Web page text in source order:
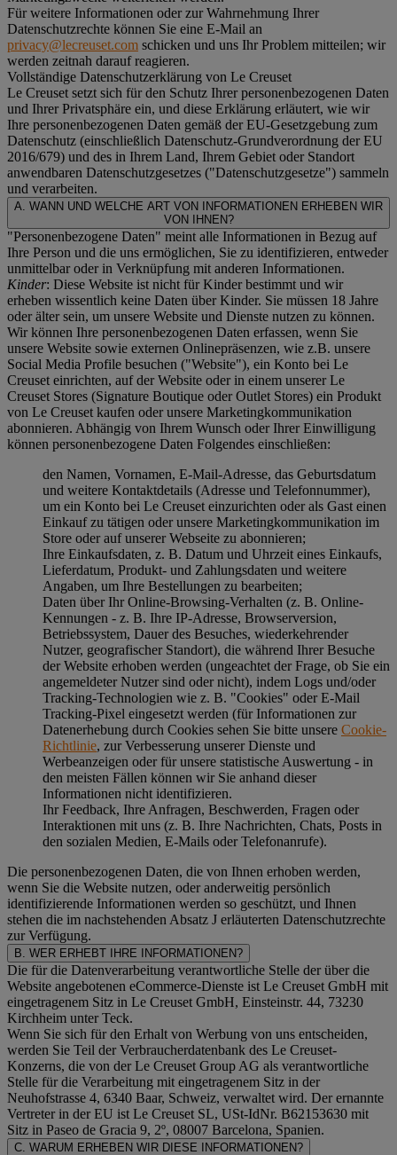
Für weitere Informationen oder zur Wahrnehmung Ihrer
Datenschutzrechte können Sie eine E-Mail an
privacy@lecreuset.com schicken und uns Ihr Problem mitteilen; wir
werden zeitnah darauf reagieren.
Vollständige Datenschutzerklärung von Le Creuset
Le Creuset setzt sich für den Schutz Ihrer personenbezogenen Daten
und Ihrer Privatsphäre ein, und diese Erklärung erläutert, wie wir
Ihre personenbezogenen Daten gemäß der EU-Gesetzgebung zum
Datenschutz (einschließlich Datenschutz-Grundverordnung der EU
2016/679) und des in Ihrem Land, Ihrem Gebiet oder Standort
anwendbaren Datenschutzgesetzes ("Datenschutzgesetze") sammeln
und verarbeiten.
A. WANN UND WELCHE ART VON INFORMATIONEN ERHEBEN WIR
VON IHNEN?
"Personenbezogene Daten" meint alle Informationen in Bezug auf
Ihre Person und die uns ermöglichen, Sie zu identifizieren, entweder
unmittelbar oder in Verknüpfung mit anderen Informationen.
Kinder: Diese Website ist nicht für Kinder bestimmt und wir
erheben wissentlich keine Daten über Kinder. Sie müssen 18 Jahre
oder älter sein, um unsere Website und Dienste nutzen zu können.
Wir können Ihre personenbezogenen Daten erfassen, wenn Sie
unsere Website sowie externen Onlinepräsenzen, wie z.B. unsere
Social Media Profile besuchen ("Website"), ein Konto bei Le
Creuset einrichten, auf der Website oder in einem unserer Le
Creuset Stores (Signature Boutique oder Outlet Stores) ein Produkt
von Le Creuset kaufen oder unsere Marketingkommunikation
abonnieren. Abhängig von Ihrem Wunsch oder Ihrer Einwilligung
können personenbezogene Daten Folgendes einschließen:
den Namen, Vornamen, E-Mail-Adresse, das Geburtsdatum
und weitere Kontaktdetails (Adresse und Telefonnummer),
um ein Konto bei Le Creuset einzurichten oder als Gast einen
Einkauf zu tätigen oder unsere Marketingkommunikation im
Store oder auf unserer Webseite zu abonnieren;
Ihre Einkaufsdaten, z. B. Datum und Uhrzeit eines Einkaufs,
Lieferdatum, Produkt- und Zahlungsdaten und weitere
Angaben, um Ihre Bestellungen zu bearbeiten;
Daten über Ihr Online-Browsing-Verhalten (z. B. Online-
Kennungen - z. B. Ihre IP-Adresse, Browserversion,
Betriebssystem, Dauer des Besuches, wiederkehrender
Nutzer, geografischer Standort), die während Ihrer Besuche
der Website erhoben werden (ungeachtet der Frage, ob Sie ein
angemeldeter Nutzer sind oder nicht), indem Logs und/oder
Tracking-Technologien wie z. B. "Cookies" oder E-Mail
Tracking-Pixel eingesetzt werden (für Informationen zur
Datenerhebung durch Cookies sehen Sie bitte unsere Cookie-
Richtlinie, zur Verbesserung unserer Dienste und
Werbeanzeigen oder für unsere statistische Auswertung - in
den meisten Fällen können wir Sie anhand dieser
Informationen nicht identifizieren.
Ihr Feedback, Ihre Anfragen, Beschwerden, Fragen oder
Interaktionen mit uns (z. B. Ihre Nachrichten, Chats, Posts in
den sozialen Medien, E-Mails oder Telefonanrufe).
Die personenbezogenen Daten, die von Ihnen erhoben werden,
wenn Sie die Website nutzen, oder anderweitig persönlich
identifizierende Informationen werden so geschützt, und Ihnen
stehen die im nachstehenden Absatz J erläuterten Datenschutzrechte
zur Verfügung.
B. WER ERHEBT IHRE INFORMATIONEN?
Die für die Datenverarbeitung verantwortliche Stelle der über die
Website angebotenen eCommerce-Dienste ist Le Creuset GmbH mit
eingetragenem Sitz in Le Creuset GmbH, Einsteinstr. 44, 73230
Kirchheim unter Teck.
Wenn Sie sich für den Erhalt von Werbung von uns entscheiden,
werden Sie Teil der Verbraucherdatenbank des Le Creuset-
Konzerns, die von der Le Creuset Group AG als verantwortliche
Stelle für die Verarbeitung mit eingetragenem Sitz in der
Neuhofstrasse 4, 6340 Baar, Schweiz, verwaltet wird. Der ernannte
Vertreter in der EU ist Le Creuset SL, USt-IdNr. B62153630 mit
Sitz in Paseo de Gracia 9, 2º, 08007 Barcelona, Spanien.
C. WARUM ERHEBEN WIR DIESE INFORMATIONEN?